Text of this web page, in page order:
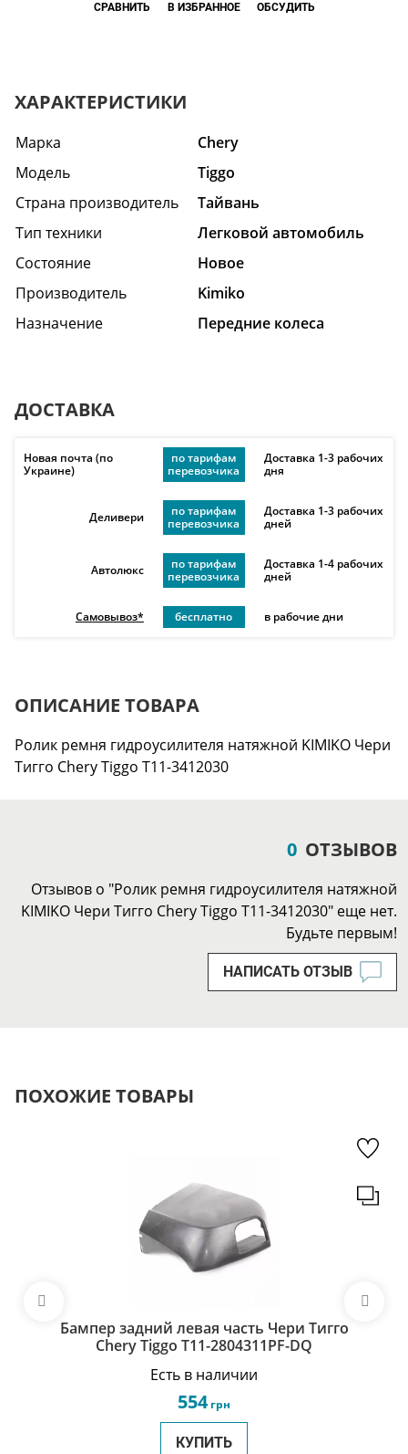
В ИЗБРАННОЕ
СРАВНИТЬ ОБСУДИТЬ
ХАРАКТЕРИСТИКИ
Марка
Chery
Модель
Tiggo
Страна производитель
Тайвань
Тип техники
Легковой автомобиль
Состояние
Hовое
Производитель
Kimiko
Назначение
Передние колеса
ДОСТАВКА
Новая почта (по
Украине)
по тарифам
перевозчика
Доставка 1-3 рабочих
дня
Деливери
по тарифам
перевозчика
Доставка 1-3 рабочих
дней
Автолюкс
по тарифам
перевозчика
Доставка 1-4 рабочих
дней
Самовывоз* бесплатно в рабочие дни
ОПИСАНИЕ ТОВАРА
Ролик ремня гидроусилителя натяжной KIMIKO Чери
Тигго Chery Tiggo T11-3412030
0 ОТЗЫВОВ
Отзывов о "Ролик ремня гидроусилителя натяжной
KIMIKO Чери Тигго Chery Tiggo T11-3412030" еще нет.
Будьте первым!
НАПИСАТЬ ОТЗЫВ
ПОХОЖИЕ ТОВАРЫ
Бампер задний левая часть Чери Тигго
Chery Tiggo T11-2804311PF-DQ
Есть в наличии
554грн
КУПИТЬ